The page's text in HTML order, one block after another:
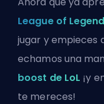
League of
jugar y empieces
echamos una
boost de LoL ¡y
te mereces!